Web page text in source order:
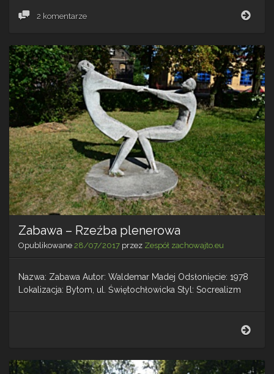
2 komentarze
Zabawa – Rzeźba plenerowa
Opublikowane 28/07/2017 przez Zespół zachowajto.eu
Nazwa: Zabawa Autor: Waldemar Madej Odsłonięcie: 1978
Lokalizacja: Bytom, ul. Świętochłowicka Styl: Socrealizm